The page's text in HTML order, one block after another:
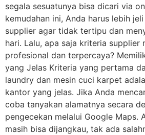
segala sesuatunya bisa dicari via
kemudahan ini, Anda harus lebih
supplier agar tidak tertipu dan
hari. Lalu, apa saja kriteria supplier
profesional dan terpercaya?
yang Jelas Kriteria yang pertama
laundry dan mesin cuci karpet
kantor yang jelas. Jika Anda
coba tanyakan alamatnya secara
pengecekan melalui Google Maps.
masih bisa dijangkau, tak ada